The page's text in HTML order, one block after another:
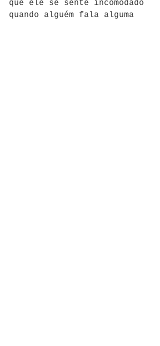
que ele se sente incomodado
quando alguém fala alguma